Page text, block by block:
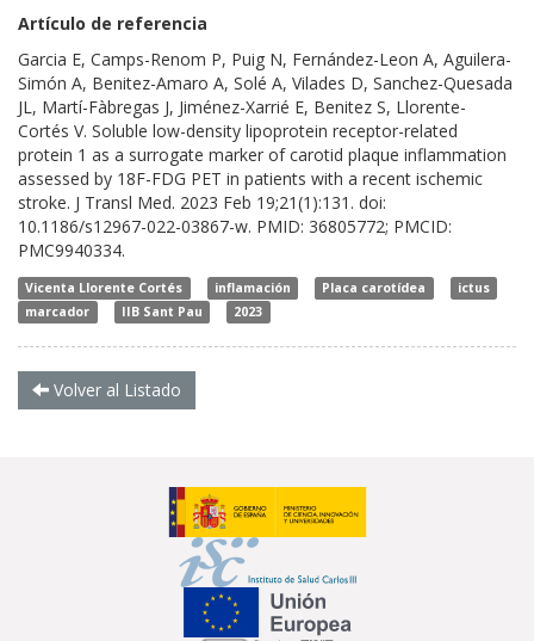
Artículo de referencia
Garcia E, Camps-Renom P, Puig N, Fernández-Leon A, Aguilera-
Simón A, Benitez-Amaro A, Solé A, Vilades D, Sanchez-Quesada
JL, Martí-Fàbregas J, Jiménez-Xarrié E, Benitez S, Llorente-
Cortés V. Soluble low-density lipoprotein receptor-related
protein 1 as a surrogate marker of carotid plaque inflammation
assessed by 18F-FDG PET in patients with a recent ischemic
stroke. J Transl Med. 2023 Feb 19;21(1):131. doi:
10.1186/s12967-022-03867-w. PMID: 36805772; PMCID:
PMC9940334.
Vicenta Llorente Cortés inflamación Placa carotídea
ictus
marcador
IIB Sant Pau 2023
Volver al Listado